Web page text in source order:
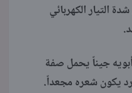
التيار الكهربائي
جيناً يحمل صفة
يكون شعره مجعداً.